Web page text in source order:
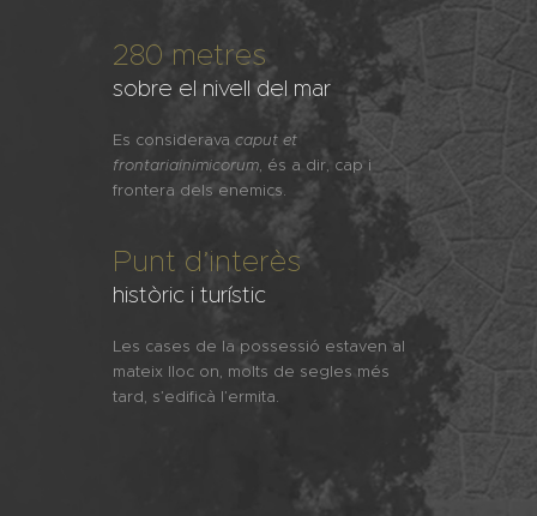
280 metres
sobre el nivell del mar
Es considerava caput et
frontariainimicorum, és a dir, cap i
frontera dels enemics.
Punt d’interès
històric i turístic
Les cases de la possessió estaven al
mateix lloc on, molts de segles més
tard, s’edificà l’ermita.